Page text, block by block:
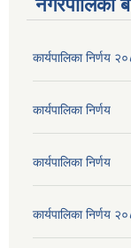
नगरपालिका
कार्यपालिका निर्णय
कार्यपालिका निर्णय
कार्यपालिका निर्णय
कार्यपालिका निर्णय